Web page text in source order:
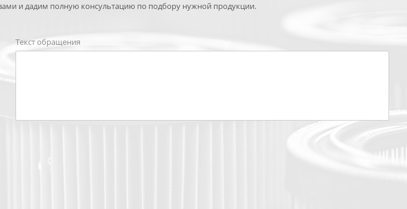
и дадим полную консультацию по подбору нужной продукции.
Текст обращения